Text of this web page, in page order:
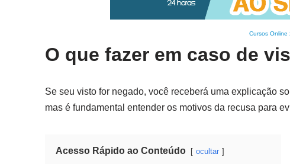
Cursos Online
O que fazer em caso de
Se seu visto for negado, você receberá uma explicação
mas é fundamental entender os motivos da recusa para
Acesso Rápido ao Conteúdo ocultar